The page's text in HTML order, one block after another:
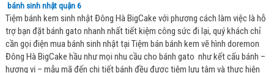
bánh sinh nhật quận 6
Tiệm bánh kem sinh nhật Đông Hà BigCake với phương cách làm việc là hỗ
trợ bạn đặt bánh gato nhanh nhất tiết kiệm công sức đi lại, quý khách chỉ
cần gọi điện mua bánh sinh nhật tại Tiệm bán bánh kem vẽ hình doremon
Đông Hà BigCake hầu như mọi nhu cầu cho bánh gato như kết cấu bánh –
hương vị – mẫu mã đến chi tiết bánh đều được tiệm lưu tâm và thực hiện